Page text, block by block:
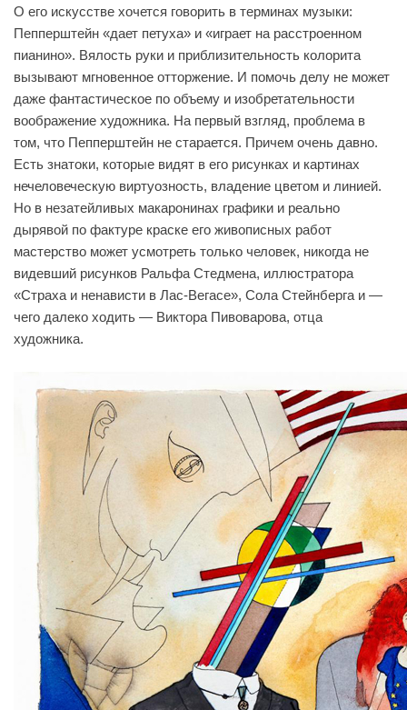
О его искусстве хочется говорить в терминах музыки:
Пепперштейн «дает петуха» и «играет на расстроенном
пианино». Вялость руки и приблизительность колорита
вызывают мгновенное отторжение. И помочь делу не может
даже фантастическое по объему и изобретательности
воображение художника. На первый взгляд, проблема в
том, что Пепперштейн не старается. Причем очень давно.
Есть знатоки, которые видят в его рисунках и картинах
нечеловеческую виртуозность, владение цветом и линией.
Но в незатейливых макаронинах графики и реально
дырявой по фактуре краске его живописных работ
мастерство может усмотреть только человек, никогда не
видевший рисунков Ральфа Стедмена, иллюстратора
«Страха и ненависти в Лас-Вегасе», Сола Стейнберга и —
чего далеко ходить — Виктора Пивоварова, отца
художника.